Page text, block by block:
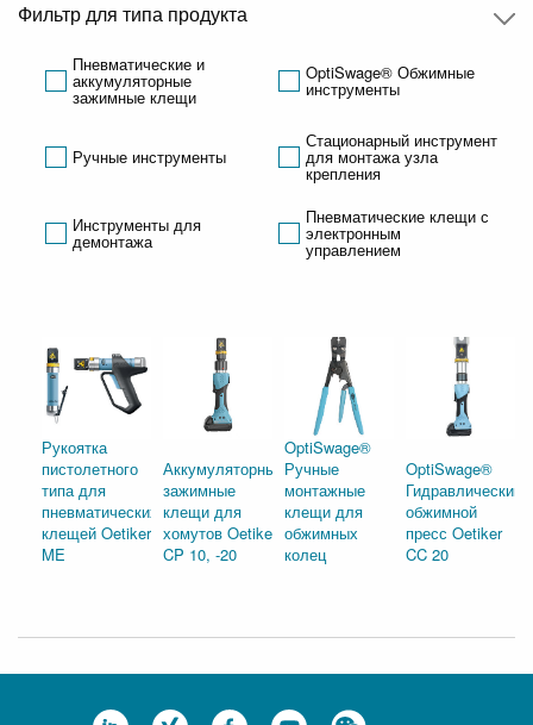
Фильтр для типа продукта
Пневматические и
аккумуляторные
зажимные клещи
OptiSwage® Обжимные
инструменты
Ручные инструменты
Стационарный инструмент
для монтажа узла
крепления
Инструменты для
демонтажа
Пневматические клещи с
электронным
управлением
Рукоятка
пистолетного
типа для
пневматических
клещей Oetiker
ME
Аккумуляторные
зажимные
клещи для
хомутов Oetiker
CP 10, -20
OptiSwage®
Ручные
монтажные
клещи для
обжимных
колец
OptiSwage®
Гидравлический
обжимной
пресс Oetiker
CC 20